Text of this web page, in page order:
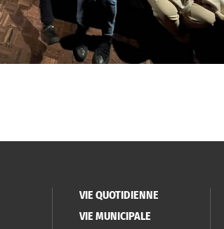
VIE QUOTIDIENNE
VIE MUNICIPALE